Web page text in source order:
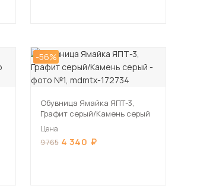
-56%
Обувница Ямайка ЯПТ-3,
Графит серый/Камень серый
Цена
9 765 4 340